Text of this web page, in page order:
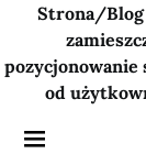
Strona/Blog
pozycjonowanie
od